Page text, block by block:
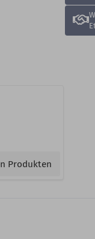
Produkten